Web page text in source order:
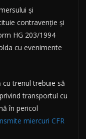
și
contravenție și
HG 203/1994
cu evenimente
cu trenul trebuie să
transportul cu
în pericol
miercuri CFR